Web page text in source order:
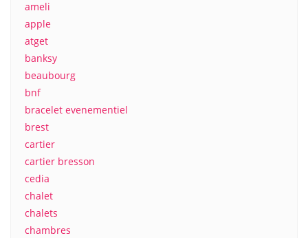
ameli
apple
atget
banksy
beaubourg
bnf
bracelet evenementiel
brest
cartier
cartier bresson
cedia
chalet
chalets
chambres